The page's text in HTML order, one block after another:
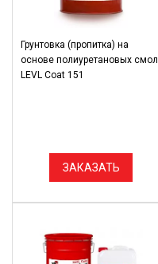
Грунтовка (пропитка) на
основе полиуретановых смол
LEVL Coat 151
ЗАКАЗАТЬ